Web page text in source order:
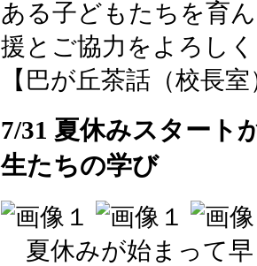
ある子どもたちを育
援とご協力をよろし
【巴が丘茶話（校長
7/31 夏休みスタート
生たちの学び
夏休みが始まって早